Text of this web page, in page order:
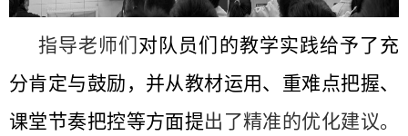
指导老师们 对队员们 的教学实践给予了充
分肯定与鼓励，并从教材运用、重难点把握、
课堂节奏把控等方面提出了精准的优化建议。